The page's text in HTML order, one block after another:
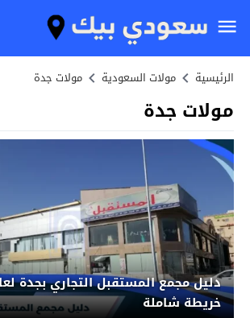
الرئيسية مولات السعودية مولات جدة
مولات جدة
خريطة شاملة